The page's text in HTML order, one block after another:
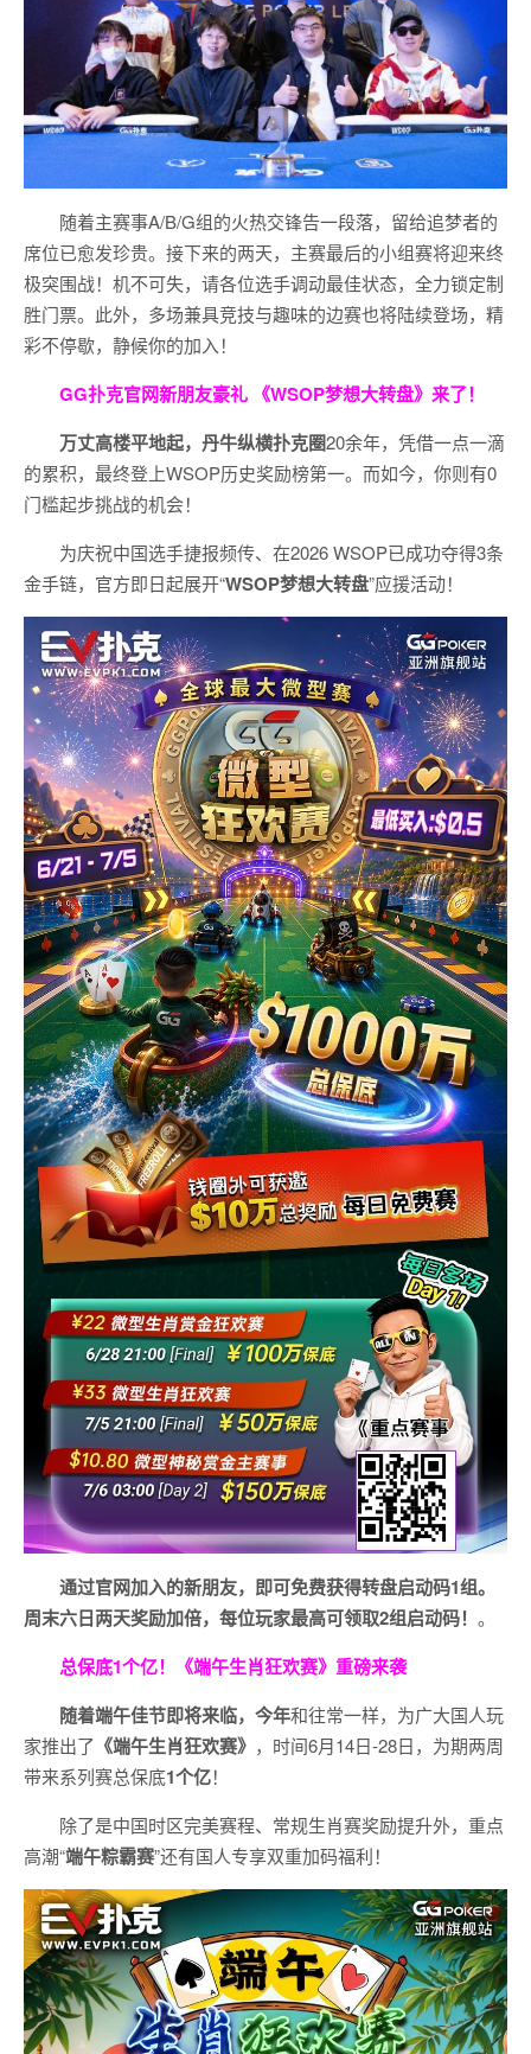
随着主赛事A/B/G组的火热交锋告一段落，留给追梦者的
席位已愈发珍贵。接下来的两天，主赛最后的小组赛将迎来终
极突围战！机不可失，请各位选手调动最佳状态，全力锁定制
胜门票。此外，多场兼具竞技与趣味的边赛也将陆续登场，精
彩不停歇，静候你的加入！
GG扑克官网新朋友豪礼 《WSOP梦想大转盘》来了！
万丈高楼平地起，丹牛纵横扑克圈20余年，凭借一点一滴
的累积，最终登上WSOP历史奖励榜第一。而如今，你则有0
门槛起步挑战的机会！
为庆祝中国选手捷报频传、在2026 WSOP已成功夺得3条
金手链，官方即日起展开“WSOP梦想大转盘”应援活动！
通过官网加入的新朋友，即可免费获得转盘启动码1组。
周末六日两天奖励加倍，每位玩家最高可领取2组启动码！ 。
总保底1个亿！
《端午生肖狂欢赛》重磅来袭
随着端午佳节即将来临，今年和往常一样，为广大国人玩
家推出了 《端午生肖狂欢赛》 ，时间6月14日-28日，为期两周
带来系列赛总保底1个亿！
除了是中国时区完美赛程、常规生肖赛奖励提升外，重点
高潮“端午粽霸赛”还有国人专享双重加码福利！